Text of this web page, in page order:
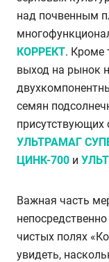
над почвенным
КОРРЕКТ. Кроме
выход на рынок
семян
УЛЬТРАМАГ
ЦИНК-700 и
Важная часть
чистых полях
увидеть,